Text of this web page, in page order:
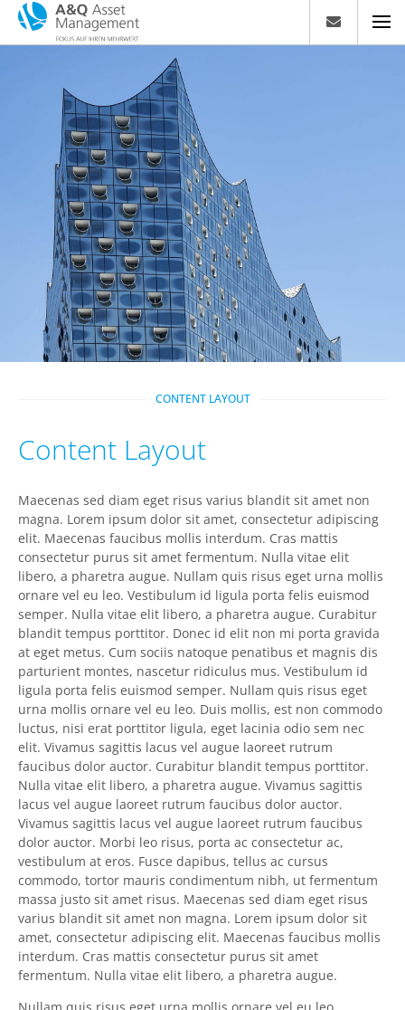
CONTENT LAYOUT
Content Layout
Maecenas sed diam eget risus varius blandit sit amet non
magna. Lorem ipsum dolor sit amet, consectetur adipiscing
elit. Maecenas faucibus mollis interdum. Cras mattis
consectetur purus sit amet fermentum. Nulla vitae elit
libero, a pharetra augue. Nullam quis risus eget urna mollis
ornare vel eu leo. Vestibulum id ligula porta felis euismod
semper. Nulla vitae elit libero, a pharetra augue. Curabitur
blandit tempus porttitor. Donec id elit non mi porta gravida
at eget metus. Cum sociis natoque penatibus et magnis dis
parturient montes, nascetur ridiculus mus. Vestibulum id
ligula porta felis euismod semper. Nullam quis risus eget
urna mollis ornare vel eu leo. Duis mollis, est non commodo
luctus, nisi erat porttitor ligula, eget lacinia odio sem nec
elit. Vivamus sagittis lacus vel augue laoreet rutrum
faucibus dolor auctor. Curabitur blandit tempus porttitor.
Nulla vitae elit libero, a pharetra augue. Vivamus sagittis
lacus vel augue laoreet rutrum faucibus dolor auctor.
Vivamus sagittis lacus vel augue laoreet rutrum faucibus
dolor auctor. Morbi leo risus, porta ac consectetur ac,
vestibulum at eros. Fusce dapibus, tellus ac cursus
commodo, tortor mauris condimentum nibh, ut fermentum
massa justo sit amet risus. Maecenas sed diam eget risus
varius blandit sit amet non magna. Lorem ipsum dolor sit
amet, consectetur adipiscing elit. Maecenas faucibus mollis
interdum. Cras mattis consectetur purus sit amet
fermentum. Nulla vitae elit libero, a pharetra augue.